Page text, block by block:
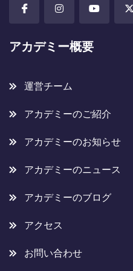
アカデミー概要
運営チーム
アカデミーのご紹介
アカデミーのお知らせ
アカデミーのニュース
アカデミーのブログ
アクセス
お問い合わせ